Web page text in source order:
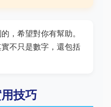
，希望對你有幫助。
不只是數字，還包括
技巧